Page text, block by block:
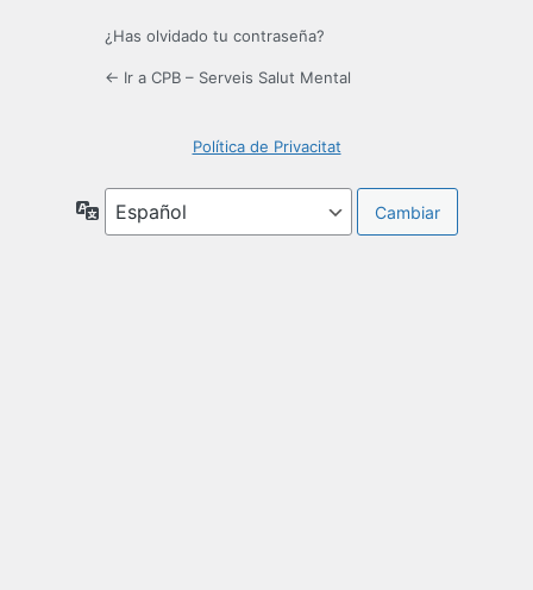
¿Has olvidado tu contraseña?
← Ir a CPB – Serveis Salut Mental
Política de Privacitat
Idioma